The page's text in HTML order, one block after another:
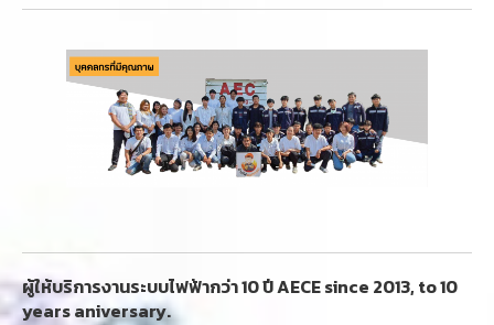
ผู้ให้บริการงานระบบไฟฟ้ากว่า 10 ปี AECE since 2013, to 10
years aniversary.